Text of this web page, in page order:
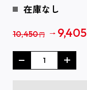
在庫なし
10,450円 9,405